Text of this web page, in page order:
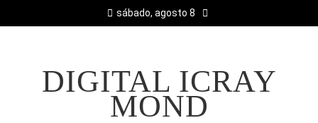
sábado, agosto 8
DIGITAL ICRAY
MOND